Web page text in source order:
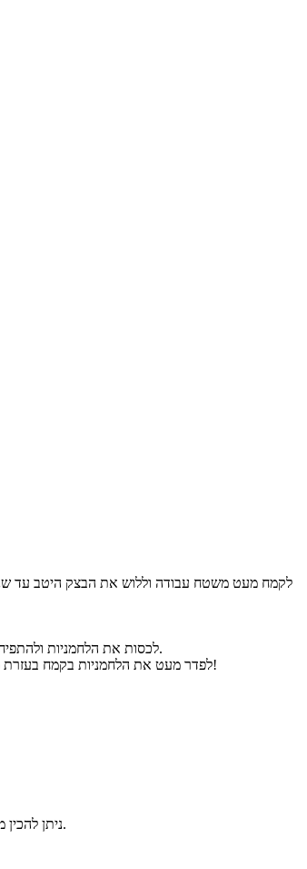
לכסות את הלחמניות ולהתפיח כשעה לפחות עד להתפחה כפולה. לחמם את התנור מראש לחום של 180 מעלות כרבע שעה לפני סיום ההתפחה.
לפדר מעט את הלחמניות בקמח בעזרת מסננת ולאפות בתנור למשך כ- 25 דקות עד להזהבה (תלוי בסוג התנור). מתקבלות לחמניות יוגורט פשוט מושלמות!
ניתן להכין מהבצק כיכר לחם, אך במקרה זה העדפתי להכין לחמניות בשיטת "תלושותי" וכך כל סועד נהנה מהמנה שלו. בעת ההגשה ניתן לחמם אך גם מעולה בטמפרטורת החדר.